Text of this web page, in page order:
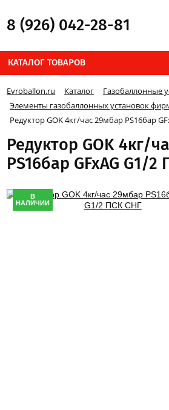
8 (926) 042-28-81
КАТАЛОГ ТОВАРОВ
Evroballon.ru Каталог
Газобаллонные
Элементы газобаллонных установок
Редуктор GOK 4кг/час 29мбар PS16бар
Редуктор GOK 4кг/
PS16бар GFxAG G1/2
В
НАЛИЧИИ